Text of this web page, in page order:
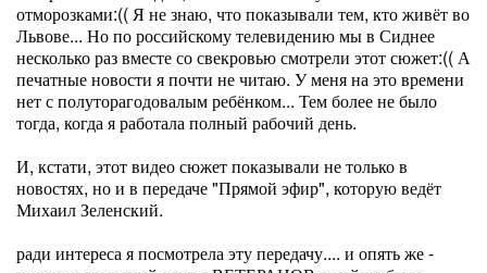
отморозками:(( Я не знаю, что показывали тем, кто живёт во
Львове... Но по российскому телевидению мы в Сиднее
несколько раз вместе со свекровью смотрели этот сюжет:(( А
печатные новости я почти не читаю. У меня на это времени
нет с полуторагодовалым ребёнком... Тем более не было
тогда, когда я работала полный рабочий день.
И, кстати, этот видео сюжет показывали не только в
новостях, но и в передаче "Прямой эфир", которую ведёт
Михаил Зеленский.
ради интереса я посмотрела эту передачу.... и опять же -